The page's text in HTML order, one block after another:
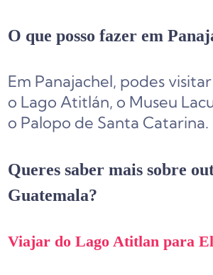
O que posso fazer em
Em Panajachel, podes
o Lago Atitlán, o Museu
o Palopo de Santa Catarina.
Queres saber mais sobre
Guatemala?
Viajar do Lago Atitlan para